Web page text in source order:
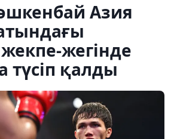
Азия
жегінде
түсіп қалды